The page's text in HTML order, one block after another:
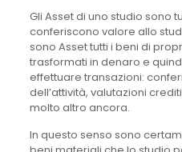
Gli Asset di uno studio sono
conferiscono valore allo
sono Asset tutti i beni di
trasformati in denaro e
effettuare transazioni:
dell’attività, valutazioni
molto altro ancora.
In questo senso sono